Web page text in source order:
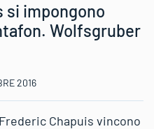
si impongono
Wolfsgruber
2016
Chapuis vincono